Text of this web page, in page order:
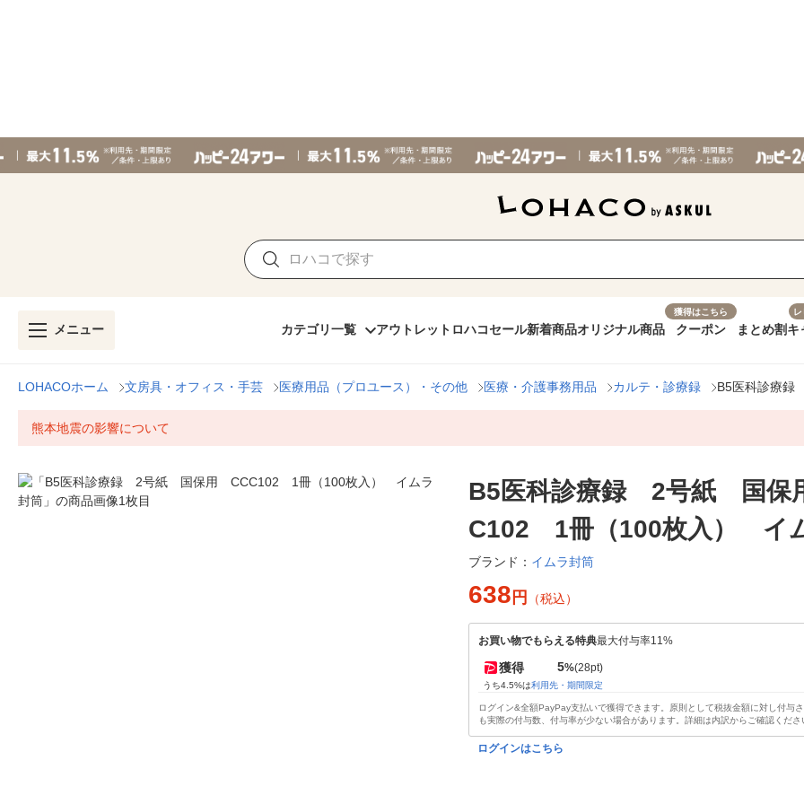
メニュー カテゴリ一覧 アウトレット ロハコセール新着商品オリジナル商品
獲得はこちら
クーポン まとめ割キ
LOHACOホーム 文房具・オフィス・手芸 医療用品（プロユース）・その他 医療・介護事務用品 カルテ・診療録 B5医科診療
熊本地震の影響について
B5医科診療録 2号紙 国
C102 1冊（100枚入） イ
ブランド： イムラ封筒
638 円 （税込）
お買い物でもらえる特典最大付与率11%
獲得 5%(28pt)
うち4.5%は利用先・期間限定
ログイン&全額PayPay支払いで獲得できます。原則として税抜金額に対し付与
も実際の付与数、付与率が少ない場合があります。詳細は内訳からご確認くださ
ログインはこちら